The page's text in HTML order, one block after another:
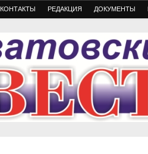
КОНТАКТЫ РЕДАКЦИЯ ДОКУМЕНТЫ